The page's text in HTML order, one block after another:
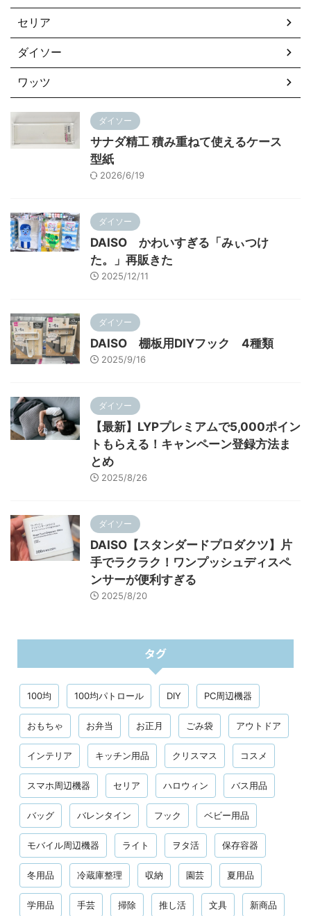
セリア
ダイソー
ワッツ
ダイソー
サナダ精工 積み重ねて使えるケース
型紙
2026/6/19
ダイソー
DAISO かわいすぎる「みぃつけ
た。」再販きた
2025/12/11
ダイソー
DAISO 棚板用DIYフック 4種類
2025/9/16
ダイソー
【最新】LYPプレミアムで5,000ポイン
トもらえる！キャンペーン登録方法ま
とめ
2025/8/26
ダイソー
DAISO【スタンダードプロダクツ】片
手でラクラク！ワンプッシュディスペ
ンサーが便利すぎる
2025/8/20
タグ
100均 100均パトロール DIY PC周辺機器
おもちゃ お弁当 お正月 ごみ袋 アウトドア
インテリア キッチン用品 クリスマス コスメ
スマホ周辺機器 セリア ハロウィン バス用品
バッグ バレンタイン フック ベビー用品
モバイル周辺機器 ライト ヲタ活 保存容器
冬用品 冷蔵庫整理 収納 園芸 夏用品
学用品 手芸 掃除 推し活 文具 新商品